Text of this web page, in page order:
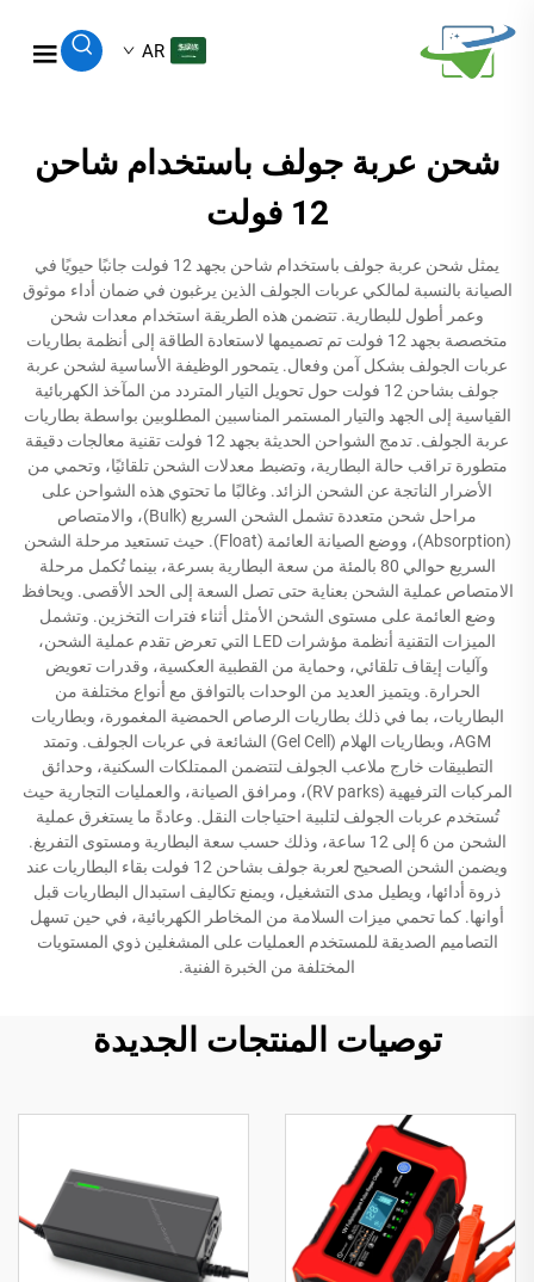
AR
شحن عربة جولف باستخدام شاحن
12 فولت
يمثل شحن عربة جولف باستخدام شاحن بجهد 12 فولت جانبًا حيويًا في
الصيانة بالنسبة لمالكي عربات الجولف الذين يرغبون في ضمان أداء موثوق
وعمر أطول للبطارية. تتضمن هذه الطريقة استخدام معدات شحن
متخصصة بجهد 12 فولت تم تصميمها لاستعادة الطاقة إلى أنظمة بطاريات
عربات الجولف بشكل آمن وفعال. يتمحور الوظيفة الأساسية لشحن عربة
جولف بشاحن 12 فولت حول تحويل التيار المتردد من المآخذ الكهربائية
القياسية إلى الجهد والتيار المستمر المناسبين المطلوبين بواسطة بطاريات
عربة الجولف. تدمج الشواحن الحديثة بجهد 12 فولت تقنية معالجات دقيقة
متطورة تراقب حالة البطارية، وتضبط معدلات الشحن تلقائيًا، وتحمي من
الأضرار الناتجة عن الشحن الزائد. وغالبًا ما تحتوي هذه الشواحن على
مراحل شحن متعددة تشمل الشحن السريع (Bulk)، والامتصاص
(Absorption)، ووضع الصيانة العائمة (Float). حيث تستعيد مرحلة الشحن
السريع حوالي 80 بالمئة من سعة البطارية بسرعة، بينما تُكمل مرحلة
الامتصاص عملية الشحن بعناية حتى تصل السعة إلى الحد الأقصى. ويحافظ
وضع العائمة على مستوى الشحن الأمثل أثناء فترات التخزين. وتشمل
الميزات التقنية أنظمة مؤشرات LED التي تعرض تقدم عملية الشحن،
وآليات إيقاف تلقائي، وحماية من القطبية العكسية، وقدرات تعويض
الحرارة. ويتميز العديد من الوحدات بالتوافق مع أنواع مختلفة من
البطاريات، بما في ذلك بطاريات الرصاص الحمضية المغمورة، وبطاريات
AGM، وبطاريات الهلام (Gel Cell) الشائعة في عربات الجولف. وتمتد
التطبيقات خارج ملاعب الجولف لتتضمن الممتلكات السكنية، وحدائق
المركبات الترفيهية (RV parks)، ومرافق الصيانة، والعمليات التجارية حيث
تُستخدم عربات الجولف لتلبية احتياجات النقل. وعادةً ما يستغرق عملية
الشحن من 6 إلى 12 ساعة، وذلك حسب سعة البطارية ومستوى التفريغ.
ويضمن الشحن الصحيح لعربة جولف بشاحن 12 فولت بقاء البطاريات عند
ذروة أدائها، ويطيل مدى التشغيل، ويمنع تكاليف استبدال البطاريات قبل
أوانها. كما تحمي ميزات السلامة من المخاطر الكهربائية، في حين تسهل
التصاميم الصديقة للمستخدم العمليات على المشغلين ذوي المستويات
المختلفة من الخبرة الفنية.
توصيات المنتجات الجديدة